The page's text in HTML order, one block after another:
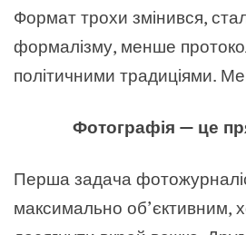
Формат трохи змінився,
формалізму, менше
політичними традиціями.
Фотографія — це
Перша задача
максимально об’єктивним,